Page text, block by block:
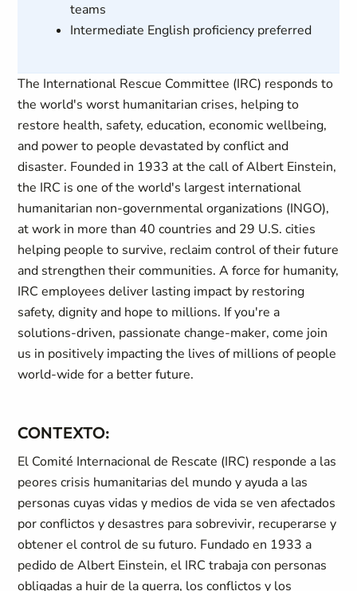
teams
Intermediate English proficiency preferred
The International Rescue Committee (IRC) responds to
the world's worst humanitarian crises, helping to
restore health, safety, education, economic wellbeing,
and power to people devastated by conflict and
disaster. Founded in 1933 at the call of Albert Einstein,
the IRC is one of the world's largest international
humanitarian non-governmental organizations (INGO),
at work in more than 40 countries and 29 U.S. cities
helping people to survive, reclaim control of their future
and strengthen their communities. A force for humanity,
IRC employees deliver lasting impact by restoring
safety, dignity and hope to millions. If you're a
solutions-driven, passionate change-maker, come join
us in positively impacting the lives of millions of people
world-wide for a better future.
CONTEXTO:
El Comité Internacional de Rescate (IRC) responde a las
peores crisis humanitarias del mundo y ayuda a las
personas cuyas vidas y medios de vida se ven afectados
por conflictos y desastres para sobrevivir, recuperarse y
obtener el control de su futuro. Fundado en 1933 a
pedido de Albert Einstein, el IRC trabaja con personas
obligadas a huir de la guerra, los conflictos y los